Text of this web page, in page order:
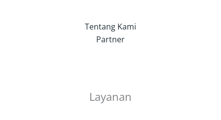
Tentang Kami
Partner
Layanan